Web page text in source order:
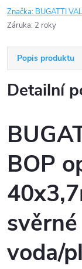
Značka: BUGATTI
Záruka: 2 roky
Popis produktu
Detailní
BOP
voda/